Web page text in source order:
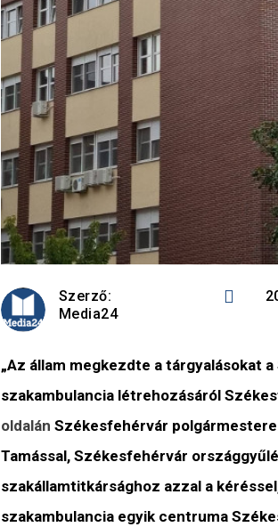
Szerző:
Media24

„Az állam megkezdte a tárgyalásokat
szakambulancia létrehozásáról
oldalán Székesfehérvár
Tamással, Székesfehérvár
szakállamtitkársághoz azzal a
szakambulancia egyik centruma